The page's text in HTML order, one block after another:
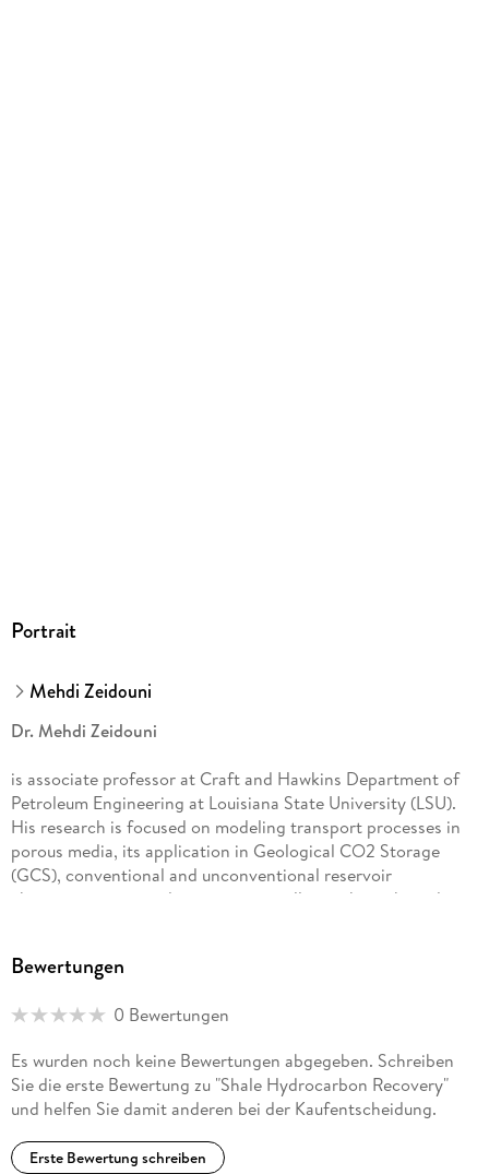
Portrait
Mehdi Zeidouni
Dr. Mehdi Zeidouni
is associate professor at Craft and Hawkins Department of
Petroleum Engineering at Louisiana State University (LSU).
His research is focused on modeling transport processes in
porous media, its application in Geological CO2 Storage
(GCS), conventional and unconventional reservoir
characterization, and reservoir surveillance through studying
Bewertungen
0 Bewertungen
Es wurden noch keine Bewertungen abgegeben. Schreiben
Sie die erste Bewertung zu "Shale Hydrocarbon Recovery"
und helfen Sie damit anderen bei der Kaufentscheidung.
Erste Bewertung schreiben